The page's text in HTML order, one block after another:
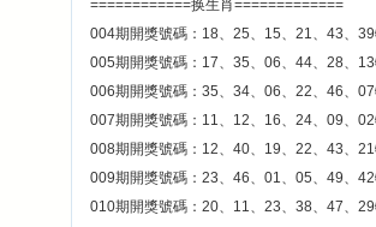
============换生肖=============
004期開獎號碼：18、25、15、21、43、
005期開獎號碼：17、35、06、44、28、
006期開獎號碼：35、34、06、22、46、
007期開獎號碼：11、12、16、24、09、
008期開獎號碼：12、40、19、22、43、
009期開獎號碼：23、46、01、05、49、
010期開獎號碼：20、11、23、38、47、